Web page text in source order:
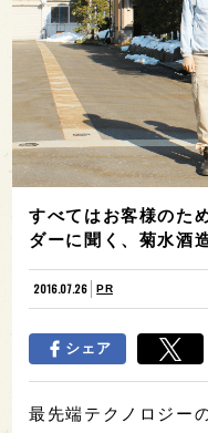
すべてはお客様のた
ダーに聞く、菊水酒
2016.07.26 PR
シェア
最先端テクノロジー